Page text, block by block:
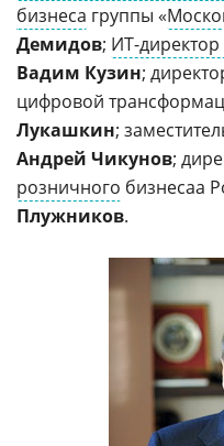
бизнеса группы «
Демидов; ИТ-
Вадим Кузин;
цифровой
Лукашкин;
Андрей Чикунов;
розничного бизнесаа
Плужников.